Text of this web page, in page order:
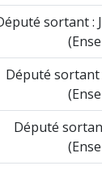
sortant :
Député sortant
Député